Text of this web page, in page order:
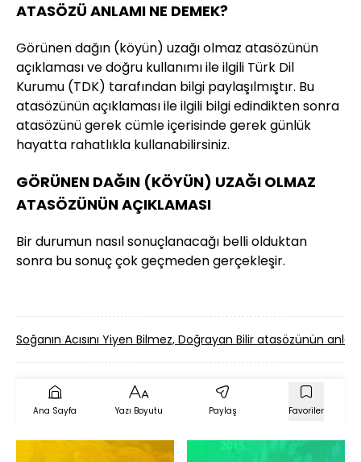
ATASÖZÜ ANLAMI NE DEMEK?
Görünen dağın (köyün) uzağı olmaz atasözünün
açıklaması ve doğru kullanımı ile ilgili Türk Dil
Kurumu (TDK) tarafından bilgi paylaşılmıştır. Bu
atasözünün açıklaması ile ilgili bilgi edindikten sonra
atasözünü gerek cümle içerisinde gerek günlük
hayatta rahatlıkla kullanabilirsiniz.
GÖRÜNEN DAĞIN (KÖYÜN) UZAĞI OLMAZ
ATASÖZÜNÜN AÇIKLAMASI
Bir durumun nasıl sonuçlanacağı belli olduktan
sonra bu sonuç çok geçmeden gerçekleşir.
Soğanın Acısını Yiyen Bilmez, Doğrayan Bilir atasözünün
Ana Sayfa Yazı Boyutu Paylaş Favoriler